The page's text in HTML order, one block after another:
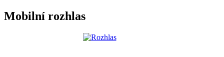
Mobilní rozhlas